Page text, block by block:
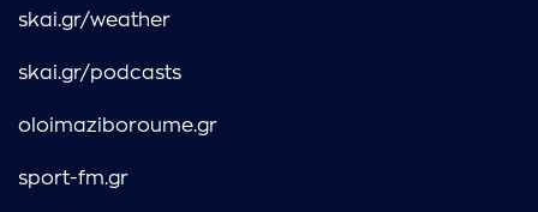
skai.gr/weather
skai.gr/podcasts
oloimaziboroume.gr
sport-fm.gr